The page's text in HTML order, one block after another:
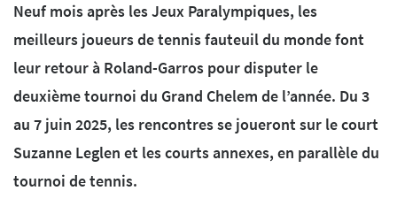
Neuf mois après les Jeux Paralympiques, les
meilleurs joueurs de tennis fauteuil du monde font
leur retour à Roland-Garros pour disputer le
deuxième tournoi du Grand Chelem de l’année. Du 3
au 7 juin 2025, les rencontres se joueront sur le court
Suzanne Leglen et les courts annexes, en parallèle du
tournoi de tennis.